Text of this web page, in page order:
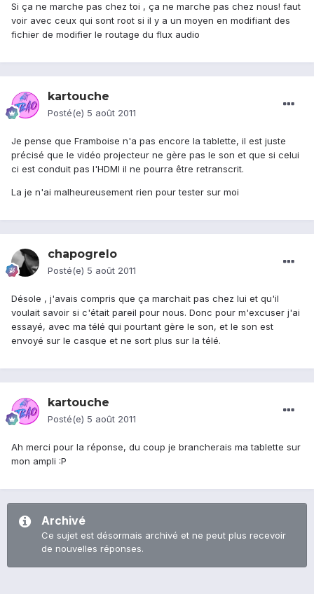
Si ça ne marche pas chez toi , ça ne marche pas chez nous! faut
voir avec ceux qui sont root si il y a un moyen en modifiant des
fichier de modifier le routage du flux audio
kartouche
Posté(e) 5 août 2011
Je pense que Framboise n'a pas encore la tablette, il est juste
précisé que le vidéo projecteur ne gère pas le son et que si celui
ci est conduit pas l'HDMI il ne pourra être retranscrit.
La je n'ai malheureusement rien pour tester sur moi
chapogrelo
Posté(e) 5 août 2011
Désole , j'avais compris que ça marchait pas chez lui et qu'il
voulait savoir si c'était pareil pour nous. Donc pour m'excuser j'ai
essayé, avec ma télé qui pourtant gère le son, et le son est
envoyé sur le casque et ne sort plus sur la télé.
kartouche
Posté(e) 5 août 2011
Ah merci pour la réponse, du coup je brancherais ma tablette sur
mon ampli :P
Archivé
Ce sujet est désormais archivé et ne peut plus recevoir
de nouvelles réponses.